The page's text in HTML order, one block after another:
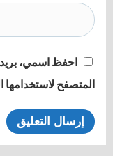
احفظ اسمي،
المتصفح لاستخدامها